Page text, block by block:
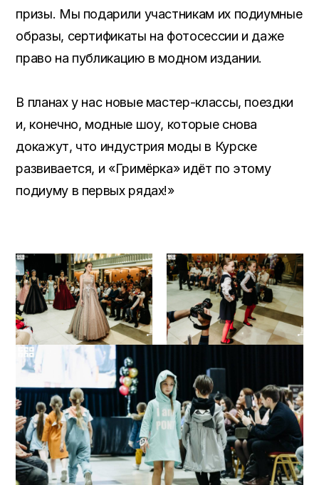
призы. Мы подарили участникам их подиумные
образы, сертификаты на фотосессии и даже
право на публикацию в модном издании.
В планах у нас новые мастер-классы, поездки
и, конечно, модные шоу, которые снова
докажут, что индустрия моды в Курске
развивается, и «Гримёрка» идёт по этому
подиуму в первых рядах!»